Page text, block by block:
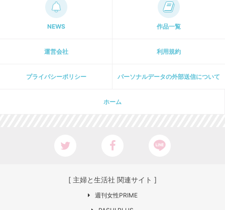
NEWS 作品一覧
運営会社 利用規約
プライパシーポリシー パーソナルデータの外部送信について
ホーム
[ 主婦と生活社 関連サイト ]
週刊女性PRIME
PASH! PLUS